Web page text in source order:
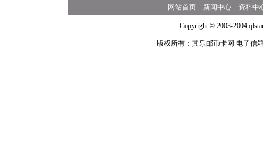
网站首页 新闻中心 资料中
Copyright © 2003-2004
版权所有：其乐邮币卡网 电子信